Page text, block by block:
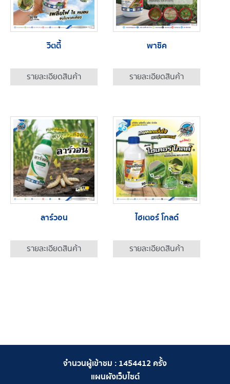
วิตตี้
รายละเอียดสินค้า
พาซิค
รายละเอียดสินค้า
ลาร์วอน
รายละเอียดสินค้า
ไฮเตอร์ โกลด์
รายละเอียดสินค้า
จำนวนผู้เข้าชม : 1454412 ครั้ง
แผนผังเว็บไซต์